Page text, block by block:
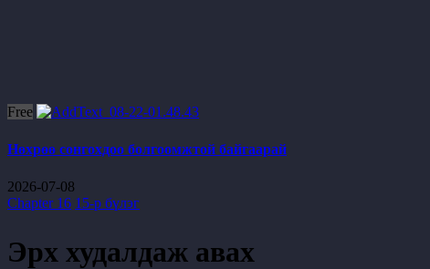
Free
Нөхрөө сонгохдоо болгоомжтой байгаарай
2026-07-08
Chapter 16 15-р бүлэг
Эрх худалдаж авах